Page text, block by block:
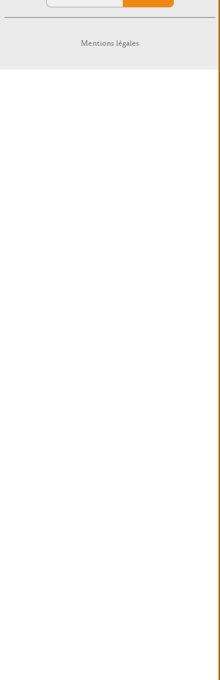
Mentions légales